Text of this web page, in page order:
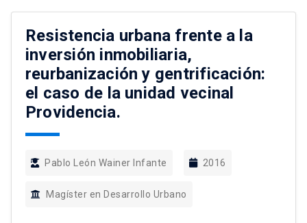
proyectos de urbanización amenaza la
conservación del área protegida y […]
Resistencia urbana frente a la
inversión inmobiliaria,
reurbanización y gentrificación:
el caso de la unidad vecinal
Providencia.
Pablo León Wainer Infante 2016
Magíster en Desarrollo Urbano